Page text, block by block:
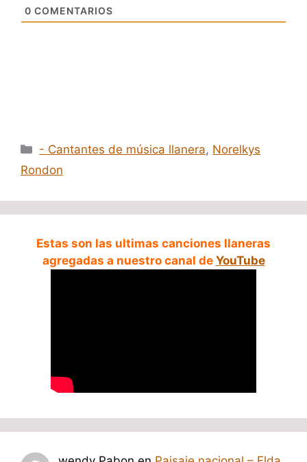
0 COMENTARIOS
Categorías
- Cantantes de música llanera, Norelkys
Rondon
Estas son las ultimas canciones llaneras
agregadas a nuestro canal de YouTube